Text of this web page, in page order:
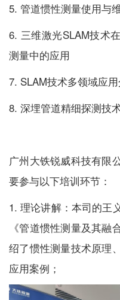
5. 管道惯性测量使用与
6. 三维激光SLAM技术
测量中的应用
7. SLAM技术多领域应
8. 深埋管道精细探测技
广州大铁锐威科技有限
要参与以下培训环节：
1. 理论讲解：本司的王
《管道惯性测量及其融
绍了惯性测量技术原理
应用案例；